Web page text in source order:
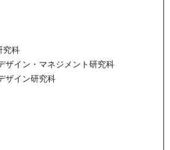
究科
ザイン・マネジメント研究科
ザイン研究科